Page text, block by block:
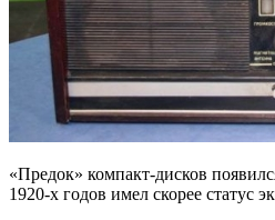
«Предок» компакт-дисков
1920-х годов имел скорее статус